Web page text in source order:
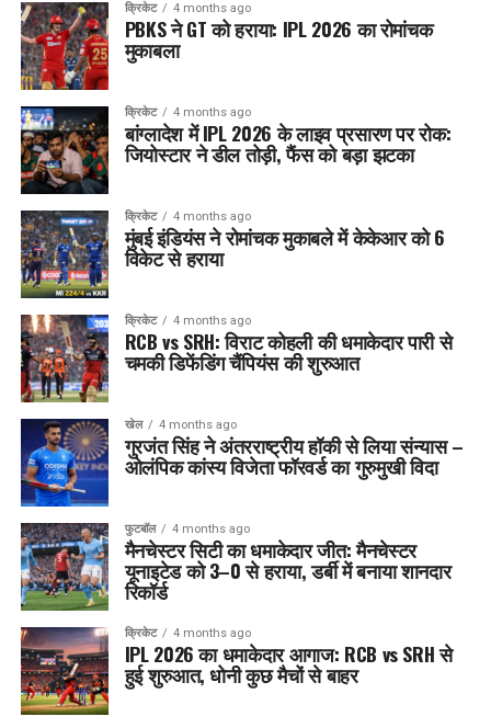
क्रिकेट 4 months ago
PBKS ने GT को हराया: IPL 2026 का रोमांचक
मुकाबला
क्रिकेट 4 months ago
बांग्लादेश में IPL 2026 के लाइव प्रसारण पर रोक:
जियोस्टार ने डील तोड़ी, फैंस को बड़ा झटका
क्रिकेट 4 months ago
मुंबई इंडियंस ने रोमांचक मुकाबले में केकेआर को 6
विकेट से हराया
क्रिकेट 4 months ago
RCB vs SRH: विराट कोहली की धमाकेदार पारी से
चमकी डिफेंडिंग चैंपियंस की शुरुआत
खेल 4 months ago
गुरजंत सिंह ने अंतरराष्ट्रीय हॉकी से लिया संन्यास –
ओलंपिक कांस्य विजेता फॉरवर्ड का गुरुमुखी विदा
फुटबॉल 4 months ago
मैनचेस्टर सिटी का धमाकेदार जीत: मैनचेस्टर
यूनाइटेड को 3–0 से हराया, डर्बी में बनाया शानदार
रिकॉर्ड
क्रिकेट 4 months ago
IPL 2026 का धमाकेदार आगाज: RCB vs SRH से
हुई शुरुआत, धोनी कुछ मैचों से बाहर